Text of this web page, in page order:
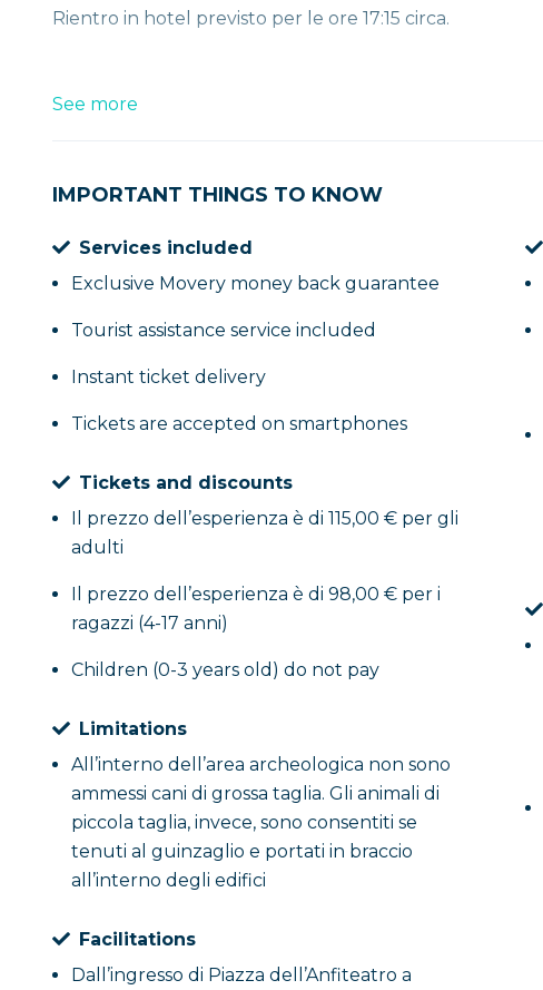
Rientro in hotel previsto per le ore 17:15 circa.
See more
IMPORTANT THINGS TO KNOW
Services included
Exclusive Movery money back guarantee
Tourist assistance service included
Instant ticket delivery
Tickets are accepted on smartphones
Tickets and discounts
Il prezzo dell’esperienza è di 115,00 € per gli
adulti
Il prezzo dell’esperienza è di 98,00 € per i
ragazzi (4-17 anni)
Children (0-3 years old) do not pay
Limitations
All’interno dell’area archeologica non sono
ammessi cani di grossa taglia. Gli animali di
piccola taglia, invece, sono consentiti se
tenuti al guinzaglio e portati in braccio
all’interno degli edifici
Facilitations
Dall’ingresso di Piazza dell’Anfiteatro a